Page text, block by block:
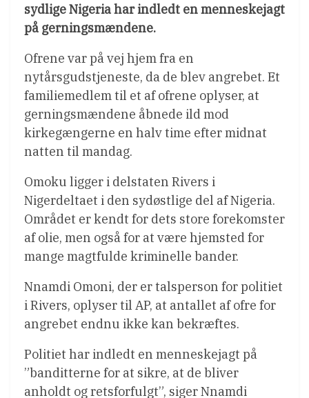
sydlige Nigeria har indledt en menneskejagt
på gerningsmændene.
Ofrene var på vej hjem fra en
nytårsgudstjeneste, da de blev angrebet. Et
familiemedlem til et af ofrene oplyser, at
gerningsmændene åbnede ild mod
kirkegængerne en halv time efter midnat
natten til mandag.
Omoku ligger i delstaten Rivers i
Nigerdeltaet i den sydøstlige del af Nigeria.
Området er kendt for dets store forekomster
af olie, men også for at være hjemsted for
mange magtfulde kriminelle bander.
Nnamdi Omoni, der er talsperson for politiet
i Rivers, oplyser til AP, at antallet af ofre for
angrebet endnu ikke kan bekræftes.
Politiet har indledt en menneskejagt på
”banditterne for at sikre, at de bliver
anholdt og retsforfulgt”, siger Nnamdi